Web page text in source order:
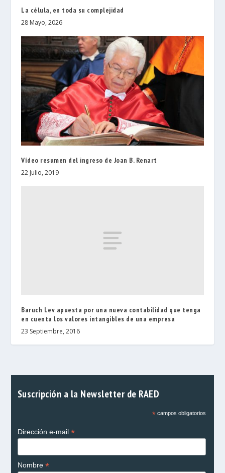
La célula, en toda su complejidad
28 Mayo, 2026
Vídeo resumen del ingreso de Joan B. Renart
22 Julio, 2019
Baruch Lev apuesta por una nueva contabilidad que tenga
en cuenta los valores intangibles de una empresa
23 Septiembre, 2016
Suscripción a la Newsletter de RAED
*campos obligatorios
Dirección e-mail *
Nombre *